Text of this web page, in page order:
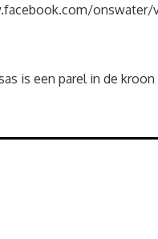
onswater/
is een parel in de